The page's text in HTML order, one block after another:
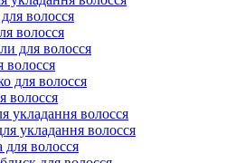
волосся
волосся
для волосся
волосся
для волосся
волосся
укладання волосся
укладання волосся
волосся